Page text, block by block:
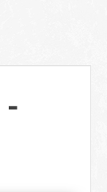
-